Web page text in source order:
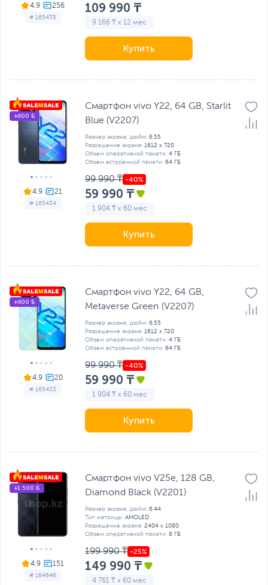
4.9
# 165435
109 990 ₸
9 166 ₸ x 12 мес
Купить
4.9
# 165434
+600 Б
Смартфон vivo Y22, 64 GB, Starlit
Blue (V2207)
Размер экрана, дюйм: 6.55
Разрешение экрана: 1612 x 720
Объем оперативной памяти: 4 ГБ
Объем встроенной памяти: 64 ГБ
99 990 ₸
59 990 ₸
1 904 ₸ x 60 мес
Купить
4.9
# 165433
+600 Б
Смартфон vivo Y22, 64 GB,
Metaverse Green (V2207)
Размер экрана, дюйм: 6.55
Разрешение экрана: 1612 x 720
Объем оперативной памяти: 4 ГБ
Объем встроенной памяти: 64 ГБ
99 990 ₸
59 990 ₸
1 904 ₸ x 60 мес
Купить
4.9
# 164646
+1 500 Б
Смартфон vivo V25e, 128 GB,
Diamond Black (V2201)
Размер экрана, дюйм: 6.44
Тип матрицы: AMOLED
Разрешение экрана: 2404 x 1080
Объем оперативной памяти: 8 ГБ
199 990 ₸
149 990 ₸
4 761 ₸ x 60 мес